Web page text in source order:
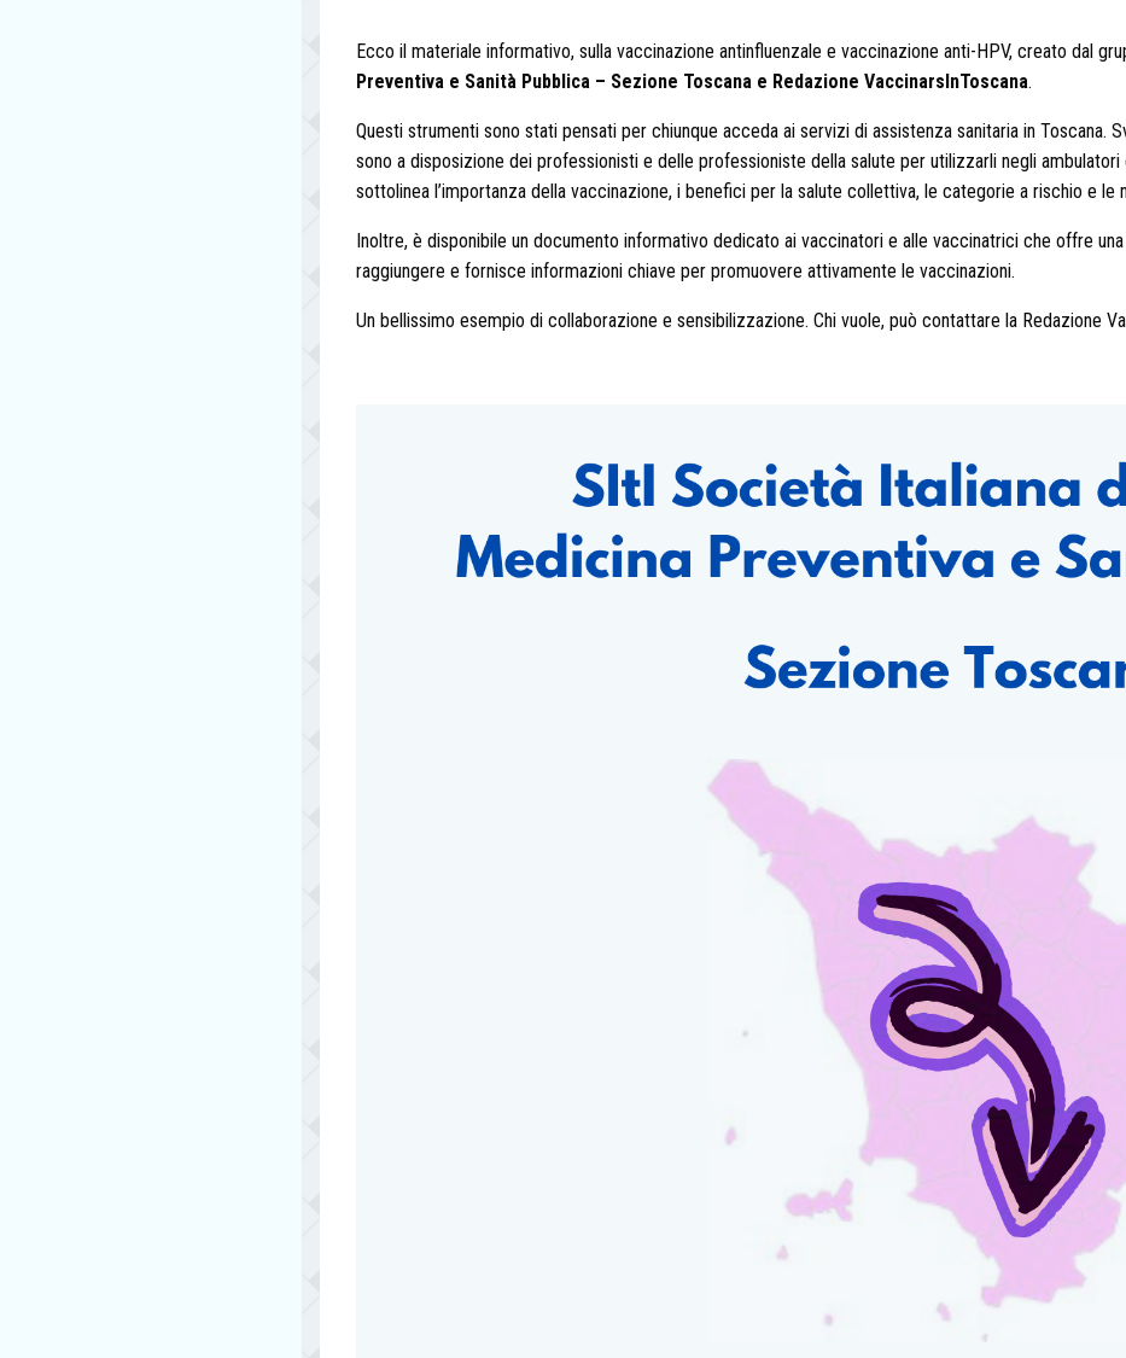
Ecco il materiale informativo, sulla vaccinazione antinfluenzale e vaccinazione anti-HPV, creato dal
Preventiva e Sanità Pubblica – Sezione Toscana e Redazione VaccinarsInToscana.
Questi strumenti sono stati pensati per chiunque acceda ai servizi di assistenza sanitaria in Toscana.
sono a disposizione dei professionisti e delle professioniste della salute per utilizzarli negli
sottolinea l’importanza della vaccinazione, i benefici per la salute collettiva, le categorie a rischio e le
Inoltre, è disponibile un documento informativo dedicato ai vaccinatori e alle vaccinatrici che offre
raggiungere e fornisce informazioni chiave per promuovere attivamente le vaccinazioni.
Un bellissimo esempio di collaborazione e sensibilizzazione. Chi vuole, può contattare la Redazione